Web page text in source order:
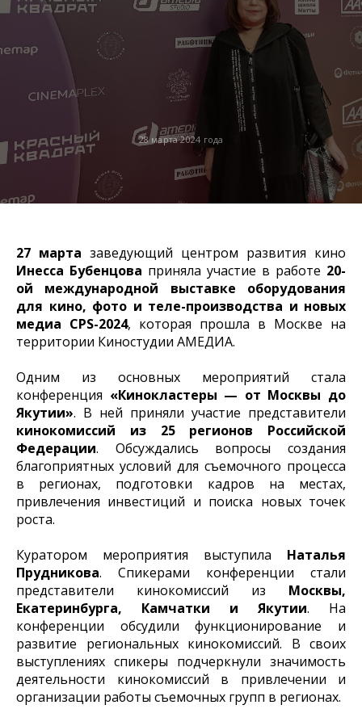
28 марта 2024 года
27 марта заведующий центром развития кино
Инесса Бубенцова приняла участие в работе 20-
ой международной выставке оборудования
для кино, фото и теле-производства и новых
медиа CPS-2024, которая прошла в Москве на
территории Киностудии АМЕДИА.
Одним из основных мероприятий стала
конференция «Кинокластеры — от Москвы до
Якутии». В ней приняли участие представители
кинокомиссий из 25 регионов Российской
Федерации. Обсуждались вопросы создания
благоприятных условий для съемочного процесса
в регионах, подготовки кадров на местах,
привлечения инвестиций и поиска новых точек
роста.
Куратором мероприятия выступила Наталья
Прудникова. Спикерами конференции стали
представители кинокомиссий из Москвы,
Екатеринбурга, Камчатки и Якутии. На
конференции обсудили функционирование и
развитие региональных кинокомиссий. В своих
выступлениях спикеры подчеркнули значимость
деятельности кинокомиссий в привлечении и
организации работы съемочных групп в регионах.